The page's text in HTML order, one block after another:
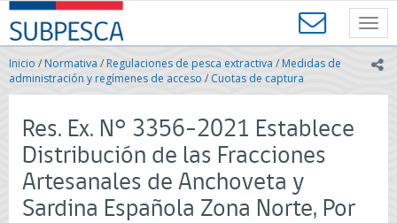
Contenido
principal
SUBPESCA
-
Subsecretaría
de
Pesca
Acuicultura
-
Gobierno
de
Chile
Inicio /Normativa / Regulaciones de pesca extractiva / Medidas de
administración y regímenes de acceso / Cuotas de captura
Res. Ex. N° 3356-2021 Establece
Distribución de las Fracciones
Artesanales de Anchoveta y
Sardina Española Zona Norte, Por